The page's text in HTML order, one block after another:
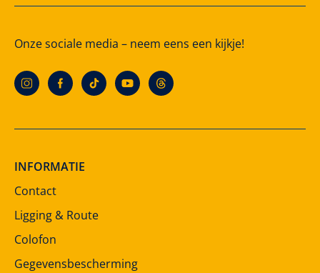
Onze sociale media – neem eens een kijkje!
INFORMATIE
Contact
Ligging & Route
Colofon
Gegevensbescherming